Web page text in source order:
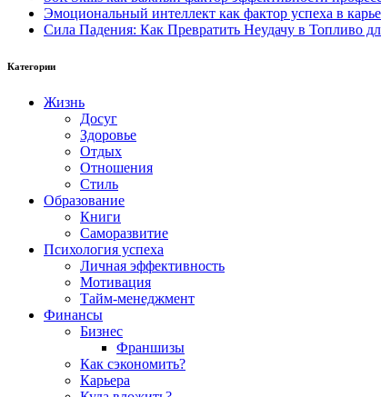
Эмоциональный интеллект как фактор успеха в
Сила Падения: Как Превратить Неудачу в Топливо
Категории
Жизнь
Досуг
Здоровье
Отдых
Отношения
Стиль
Образование
Книги
Саморазвитие
Психология успеха
Личная эффективность
Мотивация
Тайм-менеджмент
Финансы
Бизнес
Франшизы
Как сэкономить?
Карьера